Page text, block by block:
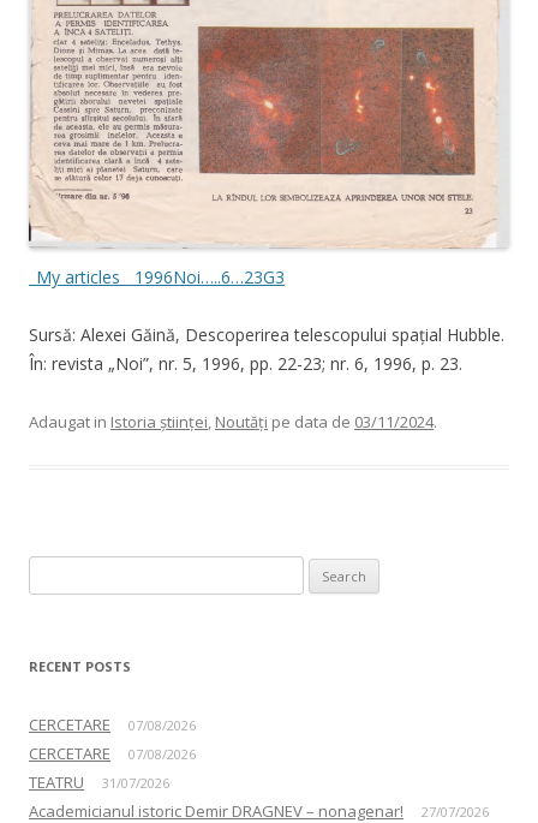
_My articles__1996Noi…..6…23G3
Sursă: Alexei Găină, Descoperirea telescopului spațial Hubble.
În: revista „Noi”, nr. 5, 1996, pp. 22-23; nr. 6, 1996, p. 23.
Adaugat in Istoria științei, Noutăți pe data de 03/11/2024.
RECENT POSTS
CERCETARE 07/08/2026
CERCETARE 07/08/2026
TEATRU 31/07/2026
Academicianul istoric Demir DRAGNEV – nonagenar! 27/07/2026